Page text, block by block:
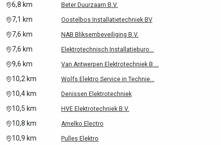
6,8 km Beter Duurzaam B.V.
7,1 km Oostelbos Installatietechniek BV
7,6 km NAB Bliksembeveiliging B.V.
7,6 km Elektrotechnisch Installatieburo...
9,6 km Van Antwerpen Elektrotechniek B....
10,2 km Wolfs Elektro Service in Technie...
10,4 km Denissen Elektrotechniek
10,5 km HVE Elektrotechniek B.V.
10,8 km Amelko Electro
10,9 km Pulles Elektro